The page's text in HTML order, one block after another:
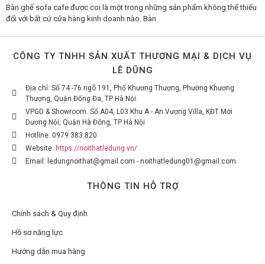
Bàn ghế sofa cafe được coi là một trong những sản phẩm không thể thiếu
đối với bất cứ cửa hàng kinh doanh nào. Bàn
CÔNG TY TNHH SẢN XUẤT THƯƠNG MẠI & DỊCH VỤ
LÊ DŨNG
Địa chỉ: Số 74 -76 ngõ 191, Phố Khương Thượng, Phường Khương
Thượng, Quận Đống Đa, TP Hà Nội.
VPGD & Showroom. Số A04, L03 Khu A - An Vượng Villa, KĐT Mới
Dương Nội, Quận Hà Đông, TP Hà Nội
Hotline: 0979 383 820
Website: https://noithatledung.vn/
Email: ledungnoithat@gmail.com - noithatledung01@gmail.com.
THÔNG TIN HỖ TRỢ
Chính sách & Quy định
Hồ sơ năng lực
Hướng dẫn mua hàng